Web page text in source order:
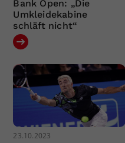
Bank Open: „Die
Umkleidekabine
schläft nicht“
23.10.2023